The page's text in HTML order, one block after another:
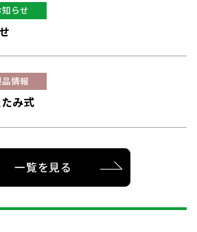
知らせ
情報
み式
一覧を見る